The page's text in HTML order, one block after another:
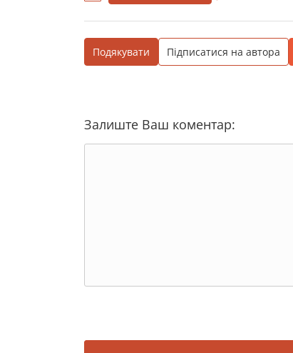
Подякувати Підписатися на автора
Залиште Ваш коментар: